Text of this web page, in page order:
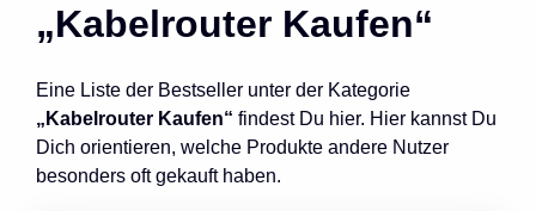
„Kabelrouter Kaufen“
Eine Liste der Bestseller unter der Kategorie
„Kabelrouter Kaufen“ findest Du hier. Hier kannst Du
Dich orientieren, welche Produkte andere Nutzer
besonders oft gekauft haben.